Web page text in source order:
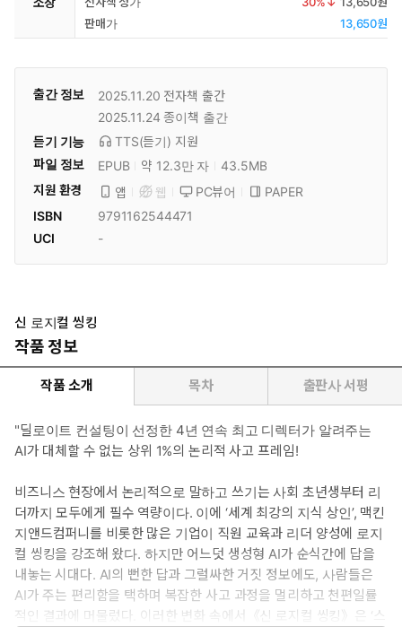
판매가
13,650원
출간 정보 2025.11.20 전자책 출간
2025.11.24 종이책 출간
듣기 기능
TTS(듣기) 지원
파일 정보
EPUB 약 12.3만 자
43.5MB
지원 환경
앱 웹 PC뷰어
PAPER
ISBN
9791162544471
UCI
-
신 로지컬 씽킹
작품 정보
작품 소개 목차 출판사 서평
"딜로이트 컨설팅이 선정한 4년 연속 최고 디렉터가 알려주는
AI가 대체할 수 없는 상위 1%의 논리적 사고 프레임!
비즈니스 현장에서 논리적으로 말하고 쓰기는 사회 초년생부터 리
더까지 모두에게 필수 역량이다. 이에 ‘세계 최강의 지식 상인’, 맥킨
지앤드컴퍼니를 비롯한 많은 기업이 직원 교육과 리더 양성에 로지
컬 씽킹을 강조해 왔다. 하지만 어느덧 생성형 AI가 순식간에 답을
내놓는 시대다. AI의 뻔한 답과 그럴싸한 거짓 정보에도, 사람들은
AI가 주는 편리함을 택하며 복잡한 사고 과정을 멀리하고 천편일률
적인 결과에 머물렀다. 이러한 변화 속에서《신 로지컬 씽킹》은 ‘스